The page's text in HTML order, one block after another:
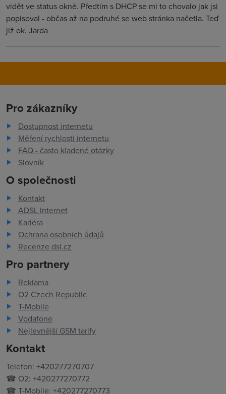
vidět ve status okně. Předtím s DHCP se mi to chovalo jak jsi
popisoval - občas až na podruhé se web stránka načetla. Teď
již ok. Jarda
Pro zákazníky
Dostupnost internetu
Měření rychlosti internetu
FAQ - často kladené otázky
Slovník
O společnosti
Kontakt
ADSL Internet
Kariéra
Ochrana osobních údajů
Recenze dsl.cz
Pro partnery
Reklama
O2 Czech Republic
T-Mobile
Vodafone
Nejlevnější GSM tarify
Kontakt
Telefon: +420277270707
☎ O2: +420277270772
☎ T-Mobile: +420277270773